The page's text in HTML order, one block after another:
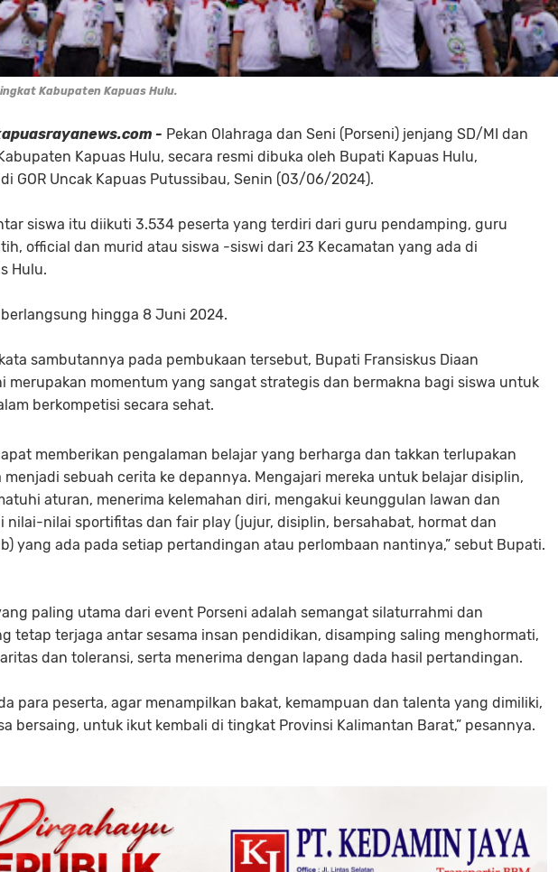
Kabupaten Kapuas Hulu.
- Pekan Olahraga dan Seni (Porseni) jenjang SD/MI dan
Kapuas Hulu, secara resmi dibuka oleh Bupati Kapuas Hulu,
GOR Uncak Kapuas Putussibau, Senin (03/06/2024).
siswa itu diikuti 3.534 peserta yang terdiri dari guru pendamping, guru
official dan murid atau siswa -siswi dari 23 Kecamatan yang ada di
Hulu.
hingga 8 Juni 2024.
sambutannya pada pembukaan tersebut, Bupati Fransiskus Diaan
merupakan momentum yang sangat strategis dan bermakna bagi siswa untuk
berkompetisi secara sehat.
memberikan pengalaman belajar yang berharga dan takkan terlupakan
sebuah cerita ke depannya. Mengajari mereka untuk belajar disiplin,
aturan, menerima kelemahan diri, mengakui keunggulan lawan dan
nilai-nilai sportifitas dan fair play (jujur, disiplin, bersahabat, hormat dan
yang ada pada setiap pertandingan atau perlombaan nantinya,” sebut Bupati.
paling utama dari event Porseni adalah semangat silaturrahmi dan
tetap terjaga antar sesama insan pendidikan, disamping saling menghormati,
dan toleransi, serta menerima dengan lapang dada hasil pertandingan.
para peserta, agar menampilkan bakat, kemampuan dan talenta yang dimiliki,
bersaing, untuk ikut kembali di tingkat Provinsi Kalimantan Barat,” pesannya.